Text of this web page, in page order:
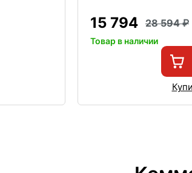
15 794 28 594
Товар в наличии